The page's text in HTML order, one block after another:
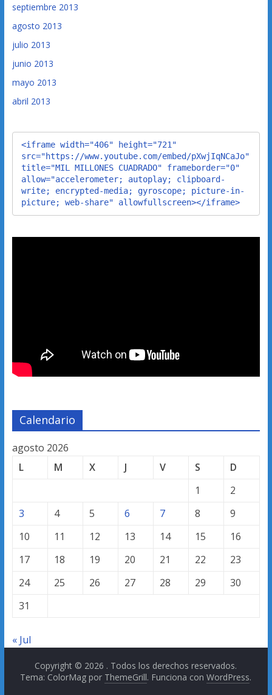
septiembre 2013
agosto 2013
julio 2013
junio 2013
mayo 2013
abril 2013
<iframe width="406" height="721"
src="https://www.youtube.com/embed/pXwjIqNCaJo"
title="MIL MILLONES CUADRADO" frameborder="0"
allow="accelerometer; autoplay; clipboard-
write; encrypted-media; gyroscope; picture-in-
picture; web-share" allowfullscreen></iframe>
Calendario
agosto 2026
L
M X J V S
D
1
2
3
4 5 6 7 8
9
10
11 12 13 14 15
16
17
18 19 20 21 22
23
24
25 26 27 28 29
30
31
« Jul
Copyright © 2026 . Todos los derechos reservados.
Tema: ColorMag por ThemeGrill. Funciona conWordPress.